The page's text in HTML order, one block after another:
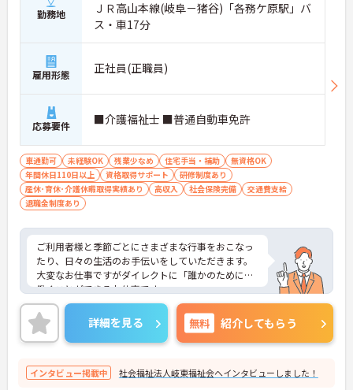
勤務地
ＪＲ高山本線(岐阜－猪谷)「各務ケ原駅」バ
ス・車17分
雇用形態 正社員(正職員)
応募要件 ■介護福祉士 ■普通自動車免許
車通勤可 未経験OK 残業少なめ 住宅手当・補助
無資格OK
年間休日110日以上
資格取得サポート
研修制度あり
産休･育休･介護休暇取得実績あり
高収入 社会保険完備
交通費支給
退職金制度あり
ご利用者様と季節ごとにさまざまな行事をおこなっ
たり、日々の生活のお手伝いをしていただきます。
大変なお仕事ですがダイレクトに「誰かのために」
働くことができるお仕事です。
ご興味いただいた方は、詳細等お伝えしますので、
ご連絡ください。詳細を見る 無料 紹介してもらう
インタビュー掲載中 社会福祉法人岐東福祉会へインタビューしました！